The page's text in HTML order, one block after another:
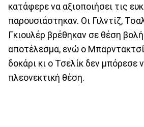
κατάφερε να αξιοποιήσει τις
παρουσιάστηκαν. Οι Γιλντίζ,
Γκιουλέρ βρέθηκαν σε θέση
αποτέλεσμα, ενώ ο
δοκάρι κι ο Τσελίκ δεν μπόρεσε
πλεονεκτική θέση.